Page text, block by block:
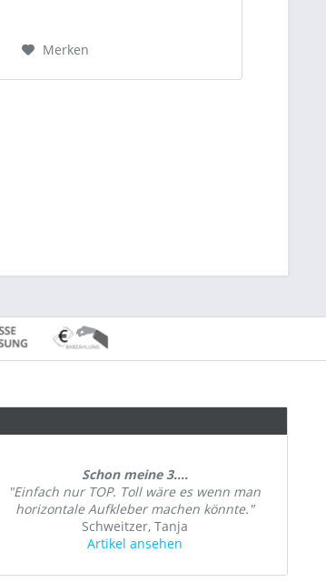
Merken
Schon meine 3....
"Einfach nur TOP. Toll wäre es wenn man
horizontale Aufkleber machen könnte."
Schweitzer, Tanja
Artikel ansehen